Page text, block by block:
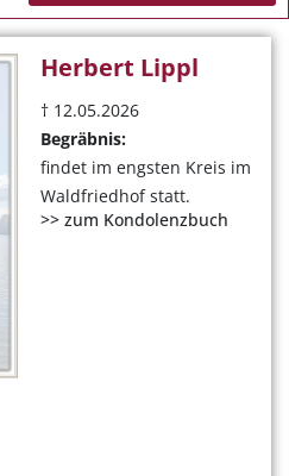
Herbert Lippl
† 12.05.2026
Begräbnis:
findet im engsten Kreis im
Waldfriedhof statt.
>> zum Kondolenzbuch